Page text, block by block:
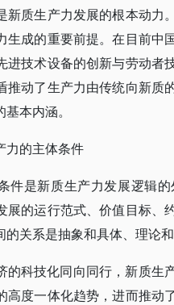
新质生产力发展的根本动
生成的重要前提。在目前
进技术设备的创新与劳动者
推动了生产力由传统向新
本内涵。
力的主体条件
件是新质生产力发展逻辑
展的运行范式、价值目标
关系是抽象和具体、理论
的科技化同向同行，新质生
高度一体化趋势，进而推